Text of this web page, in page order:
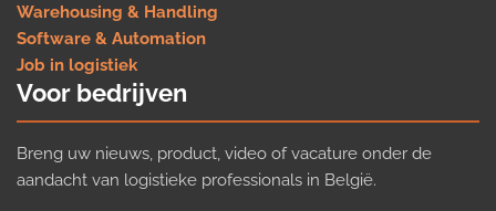
Warehousing & Handling
Software & Automation
Job in logistiek
Voor bedrijven
Breng uw nieuws, product, video of vacature onder de
aandacht van logistieke professionals in België.